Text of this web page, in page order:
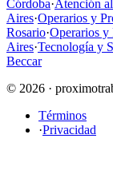
Córdoba·Atención
Aires·Operarios y
Rosario·Operarios y
Aires·Tecnología y
Beccar
© 2026 ·
Términos
·Privacidad